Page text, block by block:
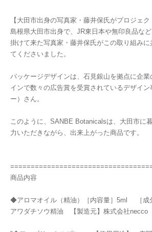
【大田市出身の写真家・藤井保氏がプロジェク
島根県大田市出身で、JR東日本や無印良品な
掛けて来た写真家・藤井保氏がこの取り組みに
てくださいました。
パッケージデザインは、石見銀山を拠点に企
インで数々の広告賞を受賞されているデザイ
ー）さん。
このように、SANBE Botanicalsは、大田市に
力いただきながら、出来上がった商品です。
商品内容
◆アロマオイル（精油）［内容量］5ml ［成
アワダチソウ精油 【製造元】株